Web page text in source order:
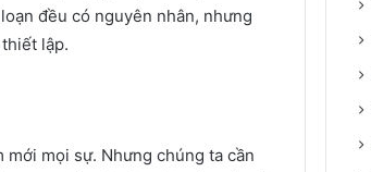
đều có nguyên nhân, nhưng
lập.
mọi sự. Nhưng chúng ta cần